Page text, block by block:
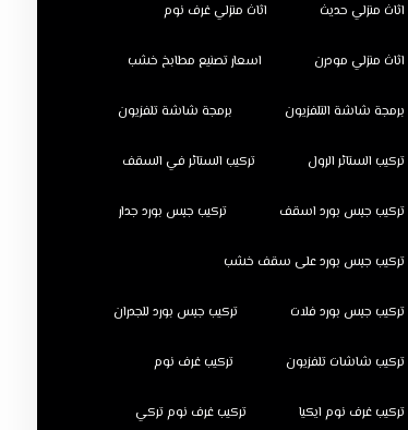
اثاث منزلي حديث اثاث منزلي غرف نوم
اثاث منزلي مودرن اسعار تصنيع مطابخ خشب
برمجة شاشة التلفزيون برمجة شاشة تلفزيون
تركيب الستائر الرول تركيب الستائر في السقف
تركيب جبس بورد اسقف تركيب جبس بورد جدار
تركيب جبس بورد على سقف خشب
تركيب جبس بورد فلات تركيب جبس بورد للجدران
تركيب شاشات تلفزيون تركيب غرف نوم
تركيب غرف نوم ايكيا تركيب غرف نوم تركي